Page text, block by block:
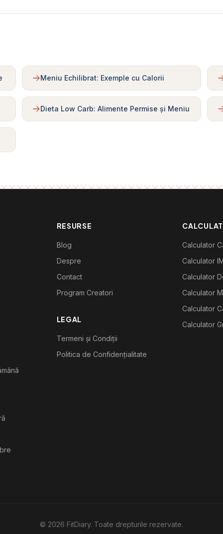
Meniu Echilibrat: Exemple cu Calorii
Dieta Low Carb: Alimente Permise și Meniu
RESURSE
Blog
Despre
Contact
Program Creatori
LEGAL
Termeni și Condiții
Politica de Confidențialitate
Calculator
Calculator
Calculator
Calculator
Calculator
Calculator
© 2026 FitDiary. Toate drepturile rezervate.